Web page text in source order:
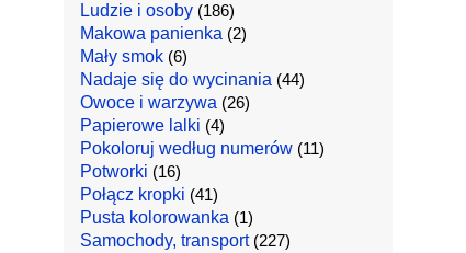
Ludzie i osoby(186)
Makowa panienka (2)
Mały smok(6)
Nadaje się do wycinania (44)
Owoce i warzywa (26)
Papierowe lalki (4)
Pokoloruj według numerów(11)
Potworki (16)
Połącz kropki (41)
Pusta kolorowanka (1)
Samochody, transport(227)